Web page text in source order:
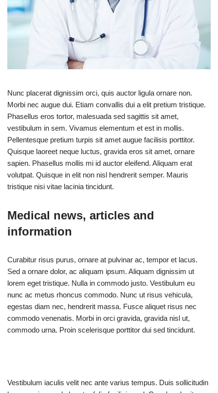
Nunc placerat dignissim orci, quis auctor ligula ornare non.
Morbi nec augue dui. Etiam convallis dui a elit pretium tristique.
Phasellus eros tortor, malesuada sed sagittis sit amet,
vestibulum in sem. Vivamus elementum et est in mollis.
Pellentesque pretium turpis sit amet augue facilisis porttitor.
Quisque laoreet neque luctus, gravida eros sit amet, ornare
sapien. Phasellus mollis mi id auctor eleifend. Aliquam erat
volutpat. Quisque in elit non nisl hendrerit semper. Mauris
tristique nisi vitae lacinia tincidunt.
Medical news, articles and
information
Curabitur risus purus, ornare at pulvinar ac, tempor et lacus.
Sed a ornare dolor, ac aliquam ipsum. Aliquam dignissim ut
lorem eget tristique. Nulla in commodo justo. Vestibulum eu
nunc ac metus rhoncus commodo. Nunc ut risus vehicula,
egestas diam nec, hendrerit massa. Fusce aliquet risus nec
commodo venenatis. Morbi in orci gravida, gravida nisl ut,
commodo urna. Proin scelerisque porttitor dui sed tincidunt.
Vestibulum iaculis velit nec ante varius tempus. Duis sollicitudin